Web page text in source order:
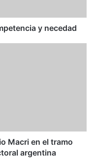
y necedad
Macri en el tramo
argentina